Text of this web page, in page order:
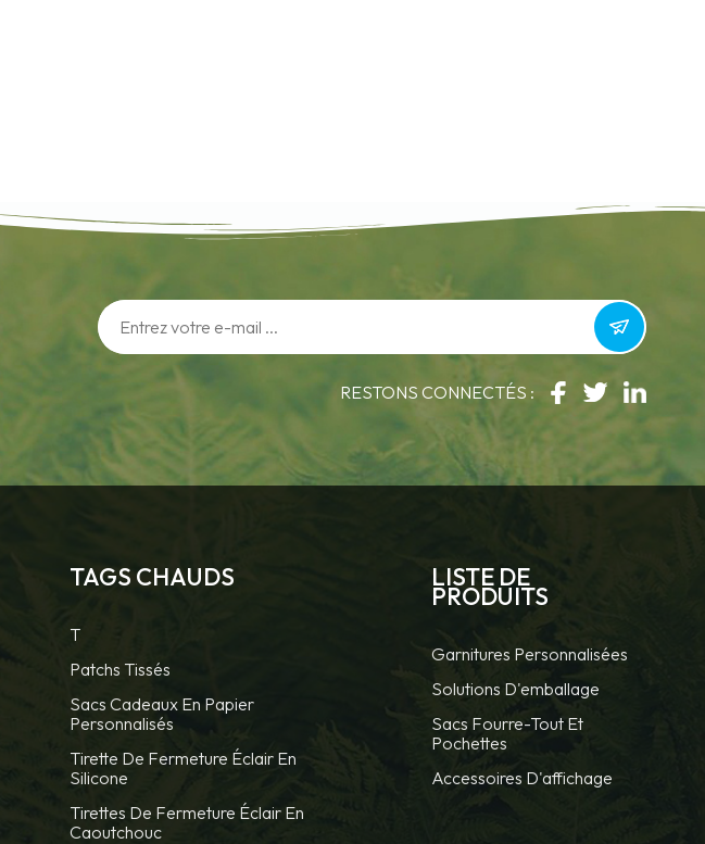
RESTONS CONNECTÉS :
TAGS CHAUDS
T
Patchs Tissés
Sacs Cadeaux En Papier
Personnalisés
Tirette De Fermeture Éclair En
Silicone
Tirettes De Fermeture Éclair En
Caoutchouc
LISTE DE
PRODUITS
Garnitures Personnalisées
Solutions D'emballage
Sacs Fourre-Tout Et
Pochettes
Accessoires D'affichage